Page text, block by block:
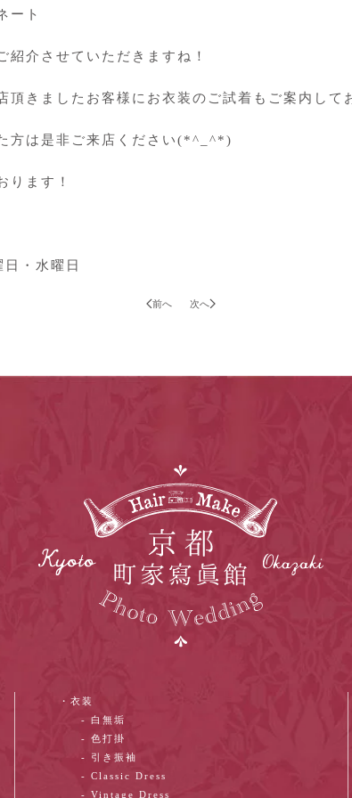
ート
介させていただきますね！
きましたお客様にお衣装のご試着もご案内して
方は是非ご来店ください(*^_^*)
ります！
・水曜日
前へ 次へ
・衣装
- 白無垢
- 色打掛
- 引き振袖
- Classic Dress
- Vintage Dress